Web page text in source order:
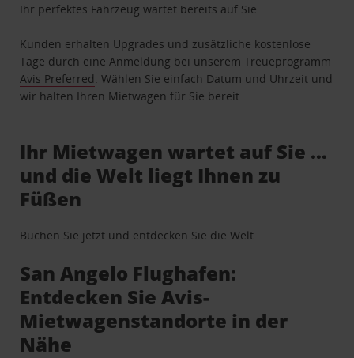
Ihr perfektes Fahrzeug wartet bereits auf Sie.
Kunden erhalten Upgrades und zusätzliche kostenlose
Tage durch eine Anmeldung bei unserem Treueprogramm
Avis Preferred . Wählen Sie einfach Datum und Uhrzeit und
wir halten Ihren Mietwagen für Sie bereit.
Ihr Mietwagen wartet auf Sie …
und die Welt liegt Ihnen zu
Füßen
Buchen Sie jetzt und entdecken Sie die Welt.
San Angelo Flughafen:
Entdecken Sie Avis-
Mietwagenstandorte in der
Nähe